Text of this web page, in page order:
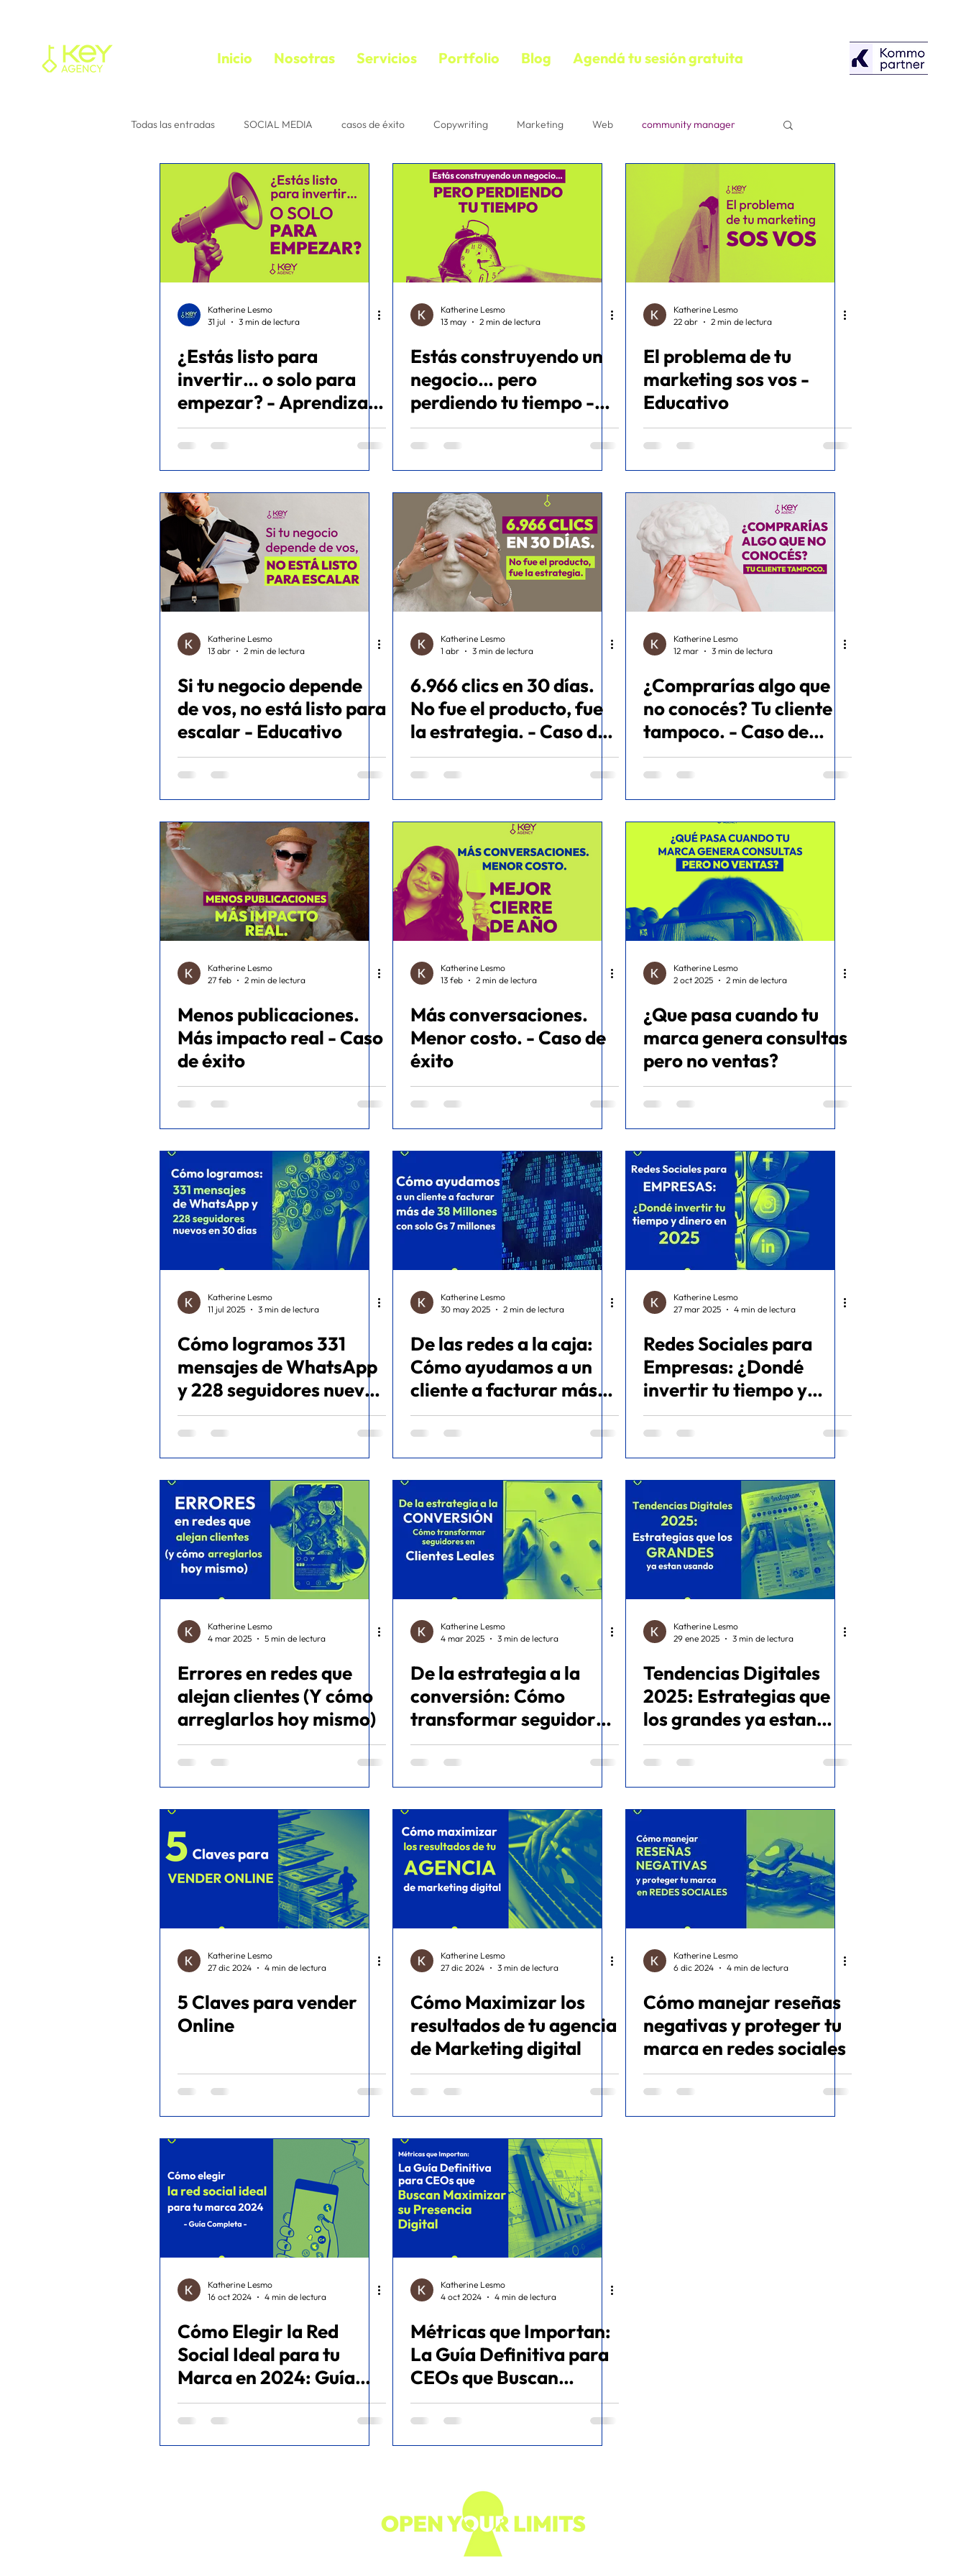
Inicio Nosotras Servicios Portfolio Blog Agendá tu sesión gratuita
Todas las entradas SOCIAL MEDIA casos de éxito Copywriting Marketing Web community manager
Consejos para bloguear copywriting textos persuasivos
instagram Interacción email marketing Estrategias Herramientas
META ADS FITNESS ecommerce
Katherine Lesmo
31 jul
3 min de lectura
¿Estás listo para
invertir… o solo para
empezar? - Aprendizaje
real
Katherine Lesmo
13 may
2 min de lectura
Estás construyendo un
negocio… pero
perdiendo tu tiempo -
Educativo
Katherine Lesmo
22 abr
2 min de lectura
El problema de tu
marketing sos vos -
Educativo
Katherine Lesmo
13 abr
2 min de lectura
Si tu negocio depende
de vos, no está listo para
escalar - Educativo
Katherine Lesmo
1 abr
3 min de lectura
6.966 clics en 30 días.
No fue el producto, fue
la estrategia. - Caso de
éxito
Katherine Lesmo
12 mar
3 min de lectura
¿Comprarías algo que
no conocés? Tu cliente
tampoco. - Caso de
éxito
Katherine Lesmo
27 feb
2 min de lectura
Menos publicaciones.
Más impacto real - Caso
de éxito
Katherine Lesmo
13 feb
2 min de lectura
Más conversaciones.
Menor costo. - Caso de
éxito
Katherine Lesmo
2 oct 2025
2 min de lectura
¿Que pasa cuando tu
marca genera consultas
pero no ventas?
Katherine Lesmo
11 jul 2025
3 min de lectura
Cómo logramos 331
mensajes de WhatsApp
y 228 seguidores nuevos
en solo 30 días.
Katherine Lesmo
30 may 2025
2 min de lectura
De las redes a la caja:
Cómo ayudamos a un
cliente a facturar más
de 38 millones con solo
Gs. 7 millones
Katherine Lesmo
27 mar 2025
4 min de lectura
Redes Sociales para
Empresas: ¿Dondé
invertir tu tiempo y
dinero en 2025?
Katherine Lesmo
4 mar 2025
5 min de lectura
Errores en redes que
alejan clientes (Y cómo
arreglarlos hoy mismo)
Katherine Lesmo
4 mar 2025
3 min de lectura
De la estrategia a la
conversión: Cómo
transformar seguidores
en clientes leales
Katherine Lesmo
29 ene 2025
3 min de lectura
Tendencias Digitales
2025: Estrategias que
los grandes ya estan
usando
Katherine Lesmo
27 dic 2024
4 min de lectura
5 Claves para vender
Online
Katherine Lesmo
27 dic 2024
3 min de lectura
Cómo Maximizar los
resultados de tu agencia
de Marketing digital
Katherine Lesmo
6 dic 2024
4 min de lectura
Cómo manejar reseñas
negativas y proteger tu
marca en redes sociales
Katherine Lesmo
16 oct 2024
4 min de lectura
Cómo Elegir la Red
Social Ideal para tu
Marca en 2024: Guía
Completa
Katherine Lesmo
4 oct 2024
4 min de lectura
Métricas que Importan:
La Guía Definitiva para
CEOs que Buscan
Maximizar su Estrategia
Digital